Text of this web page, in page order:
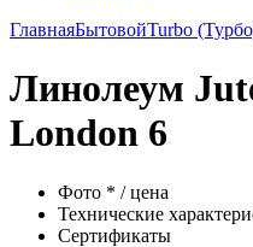
ГлавнаяБытовойTurbo
Линолеум
London 6
Фото * / цена
Технические
Сертификаты